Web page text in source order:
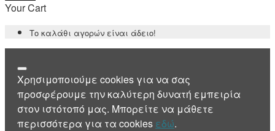
Your Cart
Το καλάθι αγορών είναι άδειο!
Χρησιμοποιούμε cookies για να σας
προσφέρουμε την καλύτερη δυνατή εμπειρία
στον ιστότοπό μας. Μπορείτε να μάθετε
περισσότερα για τα cookies εδώ.